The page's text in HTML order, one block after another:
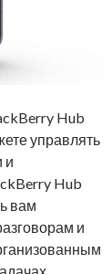
Hub
управлять
и
Hub
вам
и